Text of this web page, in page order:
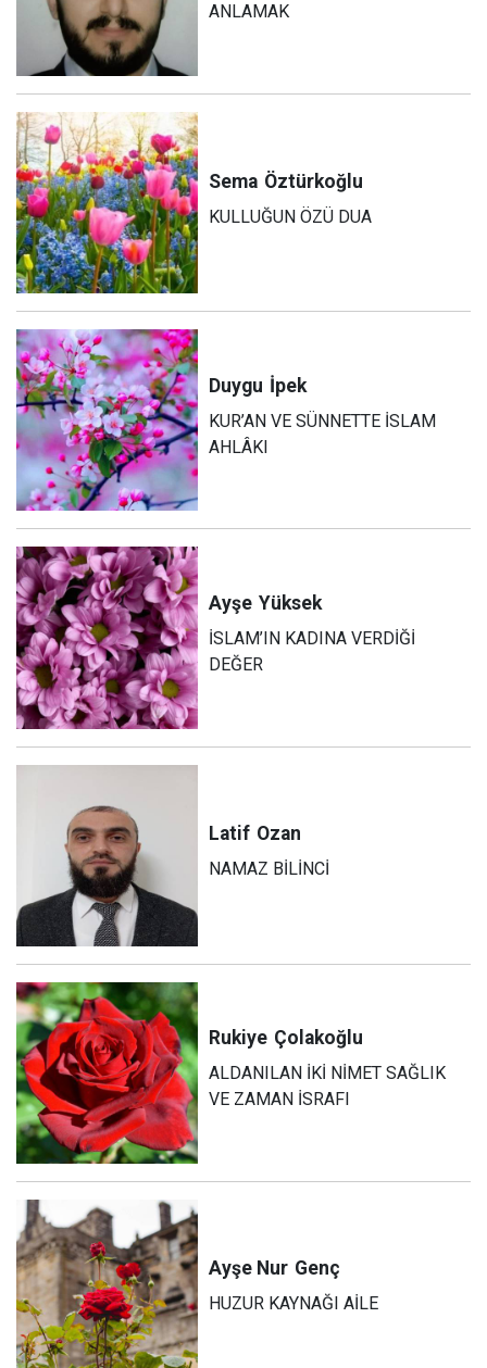
ANLAMAK
Sema Öztürkoğlu
KULLUĞUN ÖZÜ DUA
Duygu İpek
KUR’AN VE SÜNNETTE İSLAM
AHLÂKI
Ayşe Yüksek
İSLAM’IN KADINA VERDİĞİ
DEĞER
Latif Ozan
NAMAZ BİLİNCİ
Rukiye Çolakoğlu
ALDANILAN İKİ NİMET SAĞLIK
VE ZAMAN İSRAFI
Ayşe Nur Genç
HUZUR KAYNAĞI AİLE